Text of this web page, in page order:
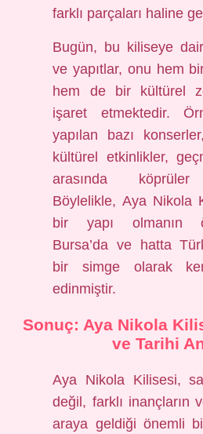
farklı parçaları haline
Bugün, bu kiliseye
ve yapıtlar, onu hem
hem de bir kültürel
işaret etmektedir.
yapılan bazı
kültürel etkinlikler,
arasında köprüler
Böylelikle, Aya Nikola
bir yapı olmanın
Bursa’da ve hatta
bir simge olarak
edinmiştir.
Sonuç: Aya Nikola
ve Tarihi
Aya Nikola Kilisesi,
değil, farklı inançların
araya geldiği önemli